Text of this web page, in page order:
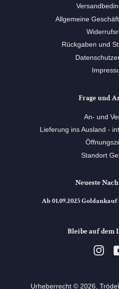
Allgemeine
Rückgaben und
Frage und
An- und
Lieferung ins Ausland -
Standort
Neueste
Ab 01.09.2025
Bleibe auf dem
Urheberrecht © 2026,